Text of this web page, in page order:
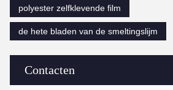
Contacten
polyester zelfklevende film
de hete bladen van de smeltingslijm